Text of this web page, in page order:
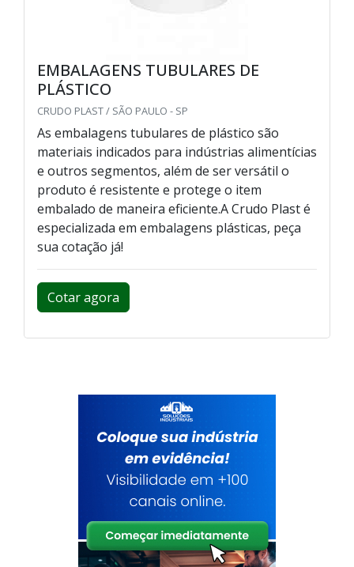
EMBALAGENS TUBULARES DE
PLÁSTICO
CRUDO PLAST / SÃO PAULO - SP
As embalagens tubulares de plástico são
materiais indicados para indústrias alimentícias
e outros segmentos, além de ser versátil o
produto é resistente e protege o item
embalado de maneira eficiente.A Crudo Plast é
especializada em embalagens plásticas, peça
sua cotação já!
Cotar agora